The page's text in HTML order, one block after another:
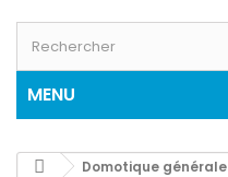
MENU
Domotique générale